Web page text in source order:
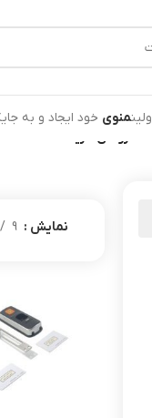
بالای سفارشهای ثبت
منوی خود ایجاد و به
فروشی خرید”
نمایش 9